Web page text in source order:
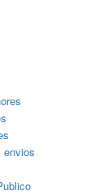
en sus Barrios
envios